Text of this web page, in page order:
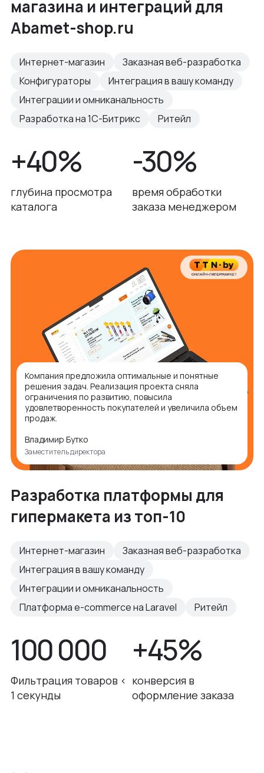
магазина и интеграций для
Abamet-shop.ru
Интернет-магазин
Заказная веб-разработка
Конфигураторы
Интеграция в вашу команду
Интеграции и омниканальность
Разработка на 1С-Битрикс
Ритейл
+40%
глубина просмотра
каталога
-30%
время обработки
заказа менеджером
Компания предложила оптимальные и понятные
решения задач. Реализация проекта сняла
ограничения по развитию, повысила
удовлетворенность покупателей и увеличила объем
продаж.
Владимир Бутко
Заместитель директора
Разработка платформы для
гипермакета из топ-10
Интернет-магазин
Заказная веб-разработка
Интеграция в вашу команду
Интеграции и омниканальность
Платформа e-commerce на Laravel
Ритейл
100 000
Фильтрация товаров <
1 секунды
+45%
конверсия в
оформление заказа